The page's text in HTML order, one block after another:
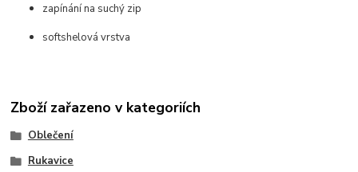
zapínání na suchý zip
softshelová vrstva
Zboží zařazeno v kategoriích
Oblečení
Rukavice